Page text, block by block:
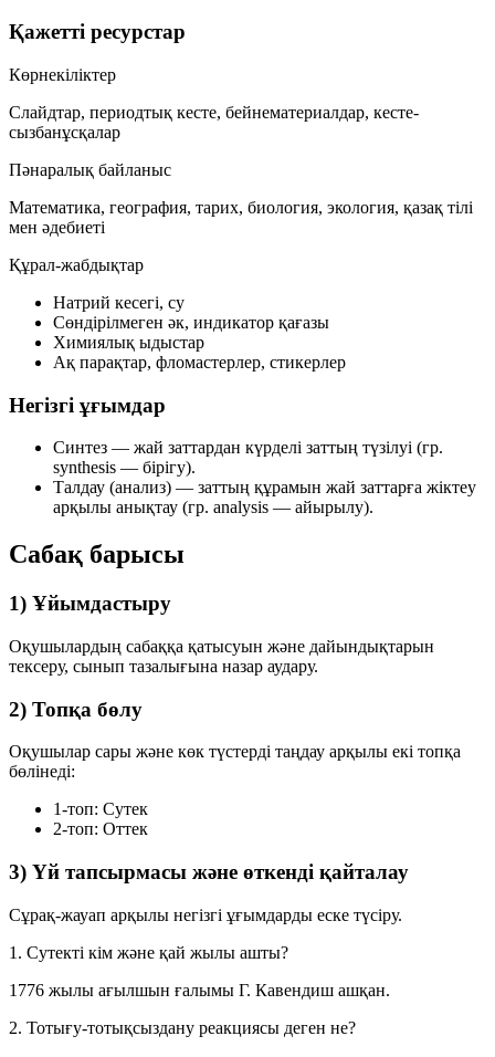
Қажетті ресурстар
Көрнекіліктер
Слайдтар, периодтық кесте, бейнематериалдар, кесте-
сызбанұсқалар
Пәнаралық байланыс
Математика, география, тарих, биология, экология, қазақ тілі
мен әдебиеті
Құрал-жабдықтар
Натрий кесегі, су
Сөндірілмеген әк, индикатор қағазы
Химиялық ыдыстар
Ақ парақтар, фломастерлер, стикерлер
Негізгі ұғымдар
Синтез — жай заттардан күрделі заттың түзілуі (гр.
synthesis — бірігу).
Талдау (анализ) — заттың құрамын жай заттарға жіктеу
арқылы анықтау (гр. analysis — айырылу).
Сабақ барысы
1) Ұйымдастыру
Оқушылардың сабаққа қатысуын және дайындықтарын
тексеру, сынып тазалығына назар аудару.
2) Топқа бөлу
Оқушылар сары және көк түстерді таңдау арқылы екі топқа
бөлінеді:
1-топ: Сутек
2-топ: Оттек
3) Үй тапсырмасы және өткенді қайталау
Сұрақ-жауап арқылы негізгі ұғымдарды еске түсіру.
1. Сутекті кім және қай жылы ашты?
1776 жылы ағылшын ғалымы Г. Кавендиш ашқан.
2. Тотығу-тотықсыздану реакциясы деген не?